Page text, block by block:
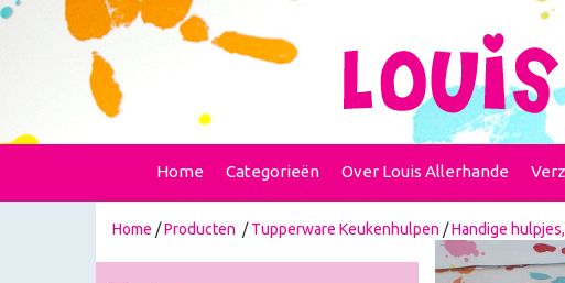
Home Categorieën Over Louis Allerhande
Home /Producten /Tupperware Keukenhulpen /Handige